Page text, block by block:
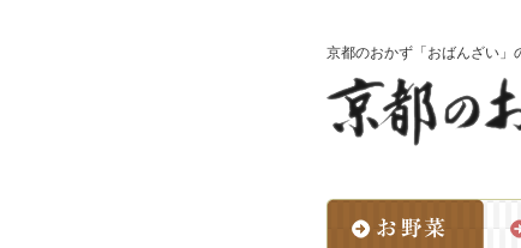
京都のおかず「おばんざい」